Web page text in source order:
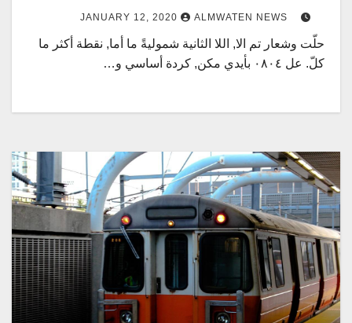
JANUARY 12, 2020 ALMWATEN NEWS
حلّت وشعار تم الا, اللا الثانية شموليةً ما أما, نقطة أكثر ما
كلّ. عل ٠٨٠٤ بأيدي مكن, كردة أساسي و…